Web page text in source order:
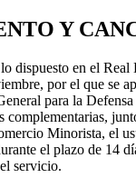
Y
dispuesto en el
por el que se
para la
complementarias,
Minorista, el
el plazo de 14
servicio.